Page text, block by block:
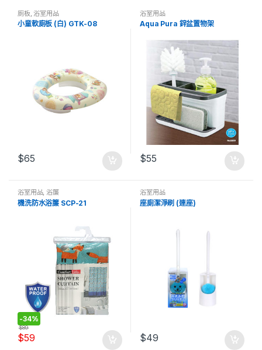
廁板 ,浴室用品
小童軟廁板 (白) GTK-08
$65
浴室用品
Aqua Pura 鋅盆置物架
$55
浴室用品,浴簾
機洗防水浴簾 SCP-21
-34%
$59
$89
浴室用品
座廁潔淨刷 (連座)
$49